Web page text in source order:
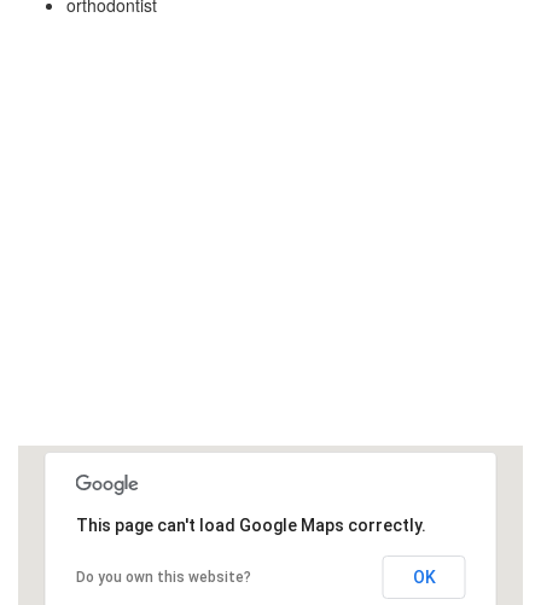
orthodontist
This page can't load Google Maps correctly.
Do you own this website? OK